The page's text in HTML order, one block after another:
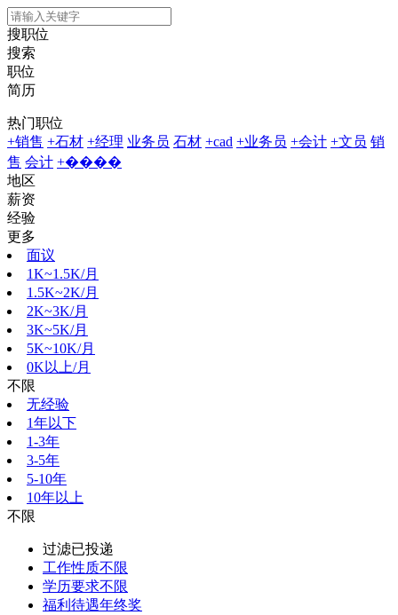
搜职位
搜索
职位
简历
热门职位
+销售 +石材 +经理 业务员 石材 +cad +业务员 +会计 +文员 销
售 会计 +����
地区
薪资
经验
更多
面议
1K~1.5K/月
1.5K~2K/月
2K~3K/月
3K~5K/月
5K~10K/月
0K以上/月
不限
无经验
1年以下
1-3年
3-5年
5-10年
10年以上
不限
过滤已投递
工作性质不限
学历要求不限
福利待遇年终奖